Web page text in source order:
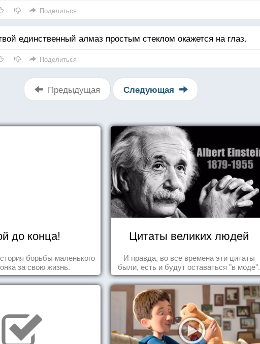
Поделиться
единственный алмаз простым стеклом окажется на глаз.
Поделиться
Предыдущая Следующая
до конца!
борьбы маленького
за свою жизнь.
Цитаты великих людей
И правда, во все времена эти цитаты
были, есть и будут оставаться "в моде".